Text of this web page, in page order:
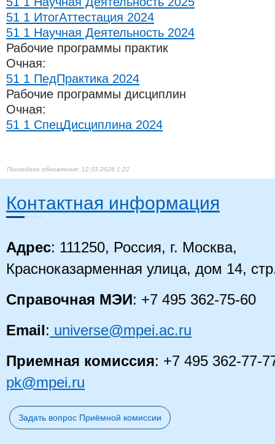
51 1 ИтогАттестация 2024
51 1 Научная Деятельность 2024
Рабочие программы практик
Очная:
51 1 ПедПрактика 2024
Рабочие программы дисциплин
Очная:
51 1 СпецДисциплина 2024
12.03.2026 1:22
Контактная информация
Адрес: 111250, Россия, г. Москва,
Красноказарменная улица, дом 14,
Справочная МЭИ: +7 495 362-75-60
Email: universe@mpei.ac.ru
Приемная комиссия: +7 495 362-77-
pk@mpei.ru
Задать вопрос Приёмной комиссии